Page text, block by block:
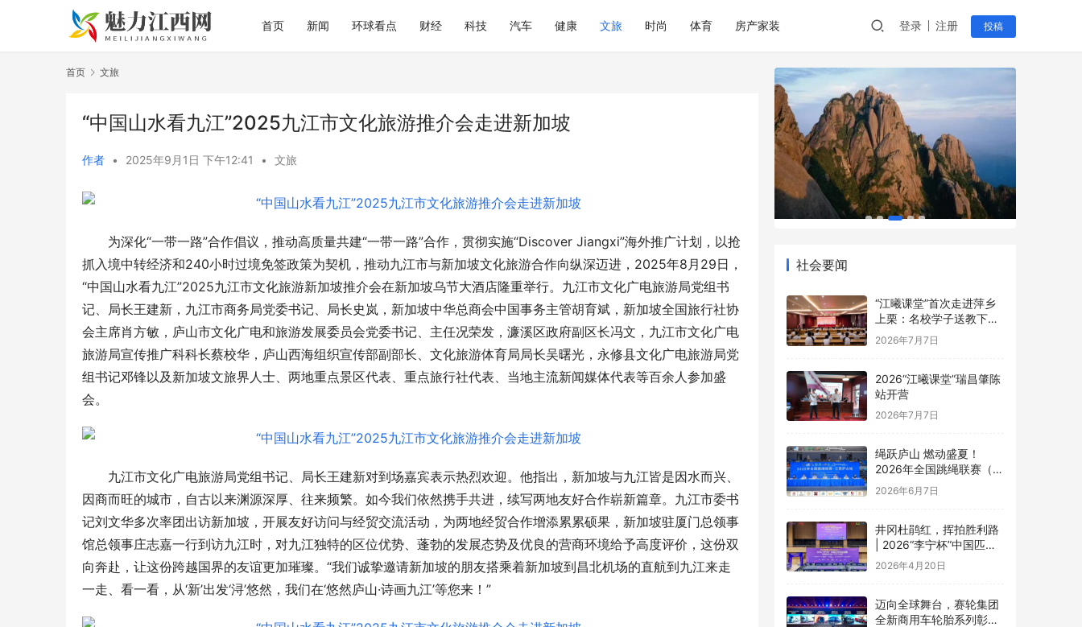
首页 新闻 环球看点 财经 科技 汽车 健康 文旅 时尚 体育 房产家装 登录 注册 投稿
首页 文旅
“中国山水看九江”2025九江市文化旅游推介会走进新加坡
作者 • 2025年9月1日 下午12:41 • 文旅
为深化“一带一路”合作倡议，推动高质量共建“一带一路”合作，贯彻实施“Discover Jiangxi”海外推广计划，以抢
抓入境中转经济和240小时过境免签政策为契机，推动九江市与新加坡文化旅游合作向纵深迈进，2025年8月29日，
“中国山水看九江”2025九江市文化旅游新加坡推介会在新加坡乌节大酒店隆重举行。九江市文化广电旅游局党组书
记、局长王建新，九江市商务局党委书记、局长史岚，新加坡中华总商会中国事务主管胡育斌，新加坡全国旅行社协
会主席肖方敏，庐山市文化广电和旅游发展委员会党委书记、主任况荣发，濂溪区政府副区长冯文，九江市文化广电
旅游局宣传推广科科长蔡校华，庐山西海组织宣传部副部长、文化旅游体育局局长吴曙光，永修县文化广电旅游局党
组书记邓锋以及新加坡文旅界人士、两地重点景区代表、重点旅行社代表、当地主流新闻媒体代表等百余人参加盛
会。
九江市文化广电旅游局党组书记、局长王建新对到场嘉宾表示热烈欢迎。他指出，新加坡与九江皆是因水而兴、
因商而旺的城市，自古以来渊源深厚、往来频繁。如今我们依然携手共进，续写两地友好合作崭新篇章。九江市委书
记刘文华多次率团出访新加坡，开展友好访问与经贸交流活动，为两地经贸合作增添累累硕果，新加坡驻厦门总领事
馆总领事庄志嘉一行到访九江时，对九江独特的区位优势、蓬勃的发展态势及优良的营商环境给予高度评价，这份双
向奔赴，让这份跨越国界的友谊更加璀璨。“我们诚挚邀请新加坡的朋友搭乘着新加坡到昌北机场的直航到九江来走
一走、看一看，从‘新’出发‘浔’悠然，我们在‘悠然庐山·诗画九江’等您来！”
社会要闻
“江曦课堂”首次走进萍乡
上栗：名校学子送教下乡
点亮乡村少年暑期梦
2026年7月7日
2026“江曦课堂”瑞昌肇陈
站开营
2026年7月7日
绳跃庐山 燃动盛夏！
2026年全国跳绳联赛（江
西庐山站）盛大开幕
2026年6月7日
井冈杜鹃红，挥拍胜利路
| 2026“李宁杯”中国匹克
球巡回赛井冈山站圆满落
2026年4月20日
迈向全球舞台，赛轮集团
全新商用车轮胎系列彰显